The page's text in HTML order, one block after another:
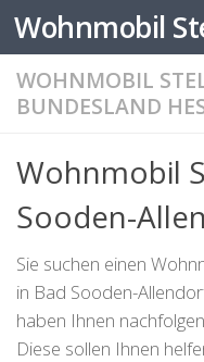
Zum Inhalt
WOHNMOBIL
BUNDESLAND
Wohnmobil
Sooden-
Sie suchen einen
in Bad Sooden-
haben Ihnen
Diese sollen Ihnen